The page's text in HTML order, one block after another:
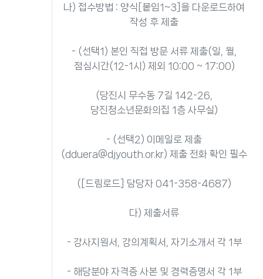
나) 접수방법 : 양식[붙임1~3]을 다운로드하여
작성 후 제출
- (선택1) 본인 직접 방문 서류 제출(일, 월,
점심시간(12-1시) 제외 10:00 ~ 17:00)
(당진시 무수동 7길 142-26,
당진청소년문화의집 1층 사무실)
- (선택2) 이메일로 제출
(dduera@djyouth.or.kr) 제출 전화 확인 필수
([드림로드] 담당자 041-358-4687)
다) 제출서류
- 강사지원서, 강의계획서, 자기소개서 각 1부
- 해당분야 자격증 사본 및 경력증명서 각 1부